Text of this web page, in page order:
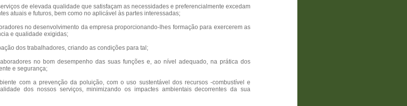
de elevada qualidade que satisfaçam as necessidades e preferencialmente excedam
atuais e futuros, bem como no aplicável às partes interessadas;
no desenvolvimento da empresa proporcionando-lhes formação para exercerem as
e qualidade exigidas;
dos trabalhadores, criando as condições para tal;
no bom desempenho das suas funções e, ao nível adequado, na prática dos
e segurança;
com a prevenção da poluição, com o uso sustentável dos recursos -combustível e
dos nossos serviços, minimizando os impactes ambientais decorrentes da sua